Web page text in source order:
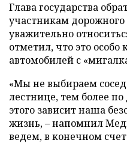
Глава государства
участникам
уважительно
отметил, что это особо
автомобилей с
«Мы не выбираем
лестнице, тем более
этого зависит наша
жизнь, – напомнил
ведем, в конечном